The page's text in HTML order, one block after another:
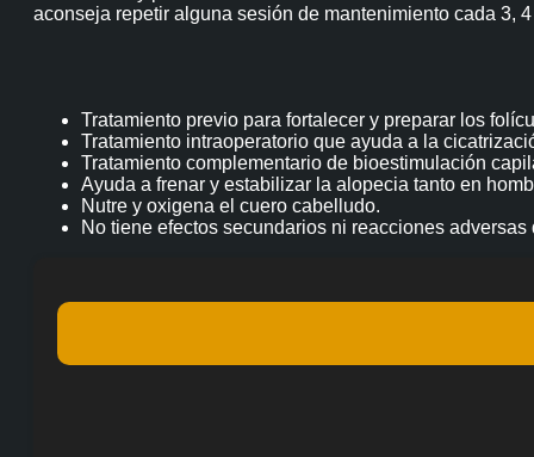
aconseja repetir alguna sesión de mantenimiento cada 3,
Tratamiento previo para fortalecer y preparar los
Tratamiento intraoperatorio que ayuda a la
Tratamiento complementario de bioestimulación
Ayuda a frenar y estabilizar la alopecia tanto en
Nutre y oxigena el cuero cabelludo.
No tiene efectos secundarios ni reacciones